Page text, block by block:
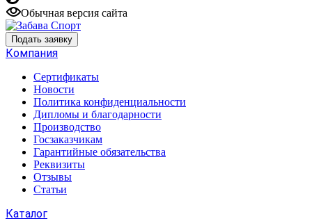
Обычная версия сайта
Подать заявку
Компания
Сертификаты
Новости
Политика конфиденциальности
Дипломы и благодарности
Производство
Госзаказчикам
Гарантийные обязательства
Реквизиты
Отзывы
Статьи
Каталог